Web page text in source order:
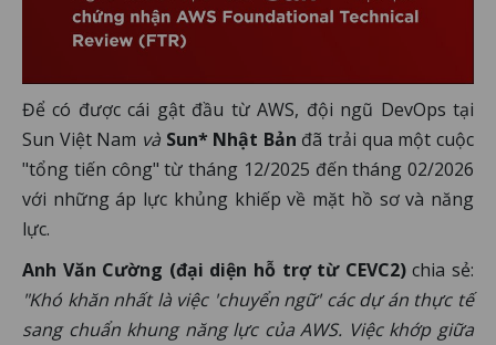
Để có được cái gật đầu từ AWS, đội ngũ DevOps tại
Sun Việt Nam và Sun* Nhật Bản đã trải qua một cuộc
"tổng tiến công" từ tháng 12/2025 đến tháng 02/2026
với những áp lực khủng khiếp về mặt hồ sơ và năng
lực.
Anh Văn Cường (đại diện hỗ trợ từ CEVC2)chia sẻ:
"Khó khăn nhất là việc 'chuyển ngữ' các dự án thực tế
sang chuẩn khung năng lực của AWS. Việc khớp giữa